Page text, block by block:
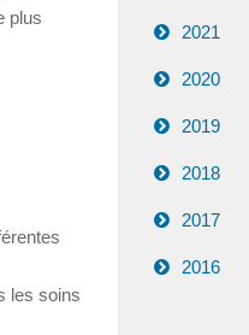
plus
les soins
2021
2020
2019
2018
2017
2016